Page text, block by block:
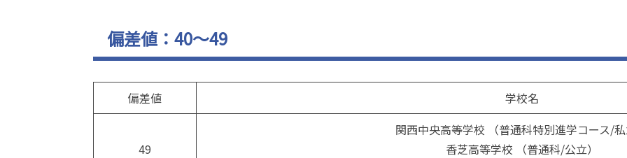
偏差値：40～49
偏差値 学校名
49
関西中央高等学校 （普通科特別進学コース/
香芝高等学校 （普通科/公立）